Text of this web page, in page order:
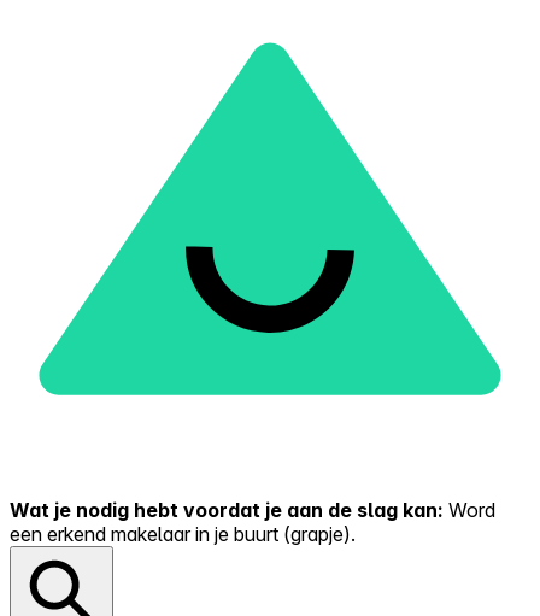
Wat je nodig hebt voordat je aan de slag kan: Word
een erkend makelaar in je buurt (grapje).